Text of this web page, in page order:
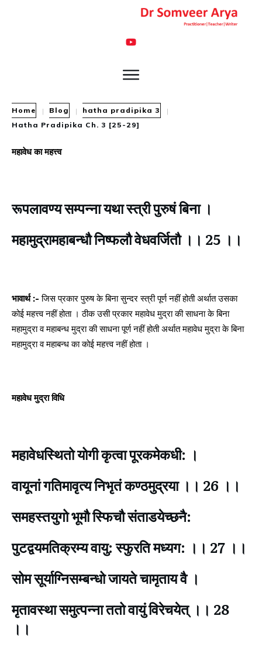
Home | Blog | hatha pradipika 3
|
Hatha Pradipika Ch. 3 [25-29]
महावेध का महत्त्व
रूपलावण्य सम्पन्ना यथा स्त्री पुरुषं बिना ।
महामुद्रामहाबन्धौ निष्फलौ वेधवर्जितौ ।। 25 ।।
भावार्थ :-जिस प्रकार पुरुष के बिना सुन्दर स्त्री पूर्ण नहीं होती अर्थात उसका
कोई महत्त्व नहीं होता । ठीक उसी प्रकार महावेध मुद्रा की साधना के बिना
महामुद्रा व महाबन्ध मुद्रा की साधना पूर्ण नहीं होती अर्थात महावेध मुद्रा के बिना
महामुद्रा व महाबन्ध का कोई महत्त्व नहीं होता ।
महावेध मुद्रा विधि
महावेधस्थितो योगी कृत्वा पूरकमेकधी: ।
वायूनां गतिमावृत्य निभृतं कण्ठमुद्रया ।। 26 ।।
समहस्तयुगो भूमौ स्फिचौ संताडयेच्छनै:
पुटद्वयमतिक्रम्य वायु: स्फुरति मध्यग: ।। 27 ।।
सोम सूर्याग्निसम्बन्धो जायते चामृताय वै ।
मृतावस्था समुत्पन्ना ततो वायुं विरेचयेत् ।। 28
।।